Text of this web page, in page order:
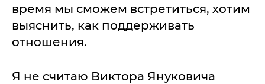
время мы сможем встретиться, хотим
выяснить, как поддерживать
отношения.
Я не считаю Виктора Януковича